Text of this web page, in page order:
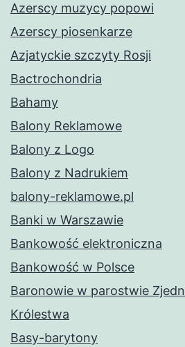
Azerscy muzycy popowi
Azerscy piosenkarze
Azjatyckie szczyty Rosji
Bactrochondria
Bahamy
Balony Reklamowe
Balony z Logo
Balony z Nadrukiem
balony-reklamowe.pl
Banki w Warszawie
Bankowość elektroniczna
Bankowość w Polsce
Baronowie w parostwie
Królestwa
Basy-barytony